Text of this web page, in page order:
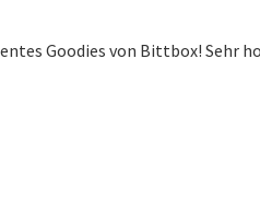
Goodies von Bittbox! Sehr